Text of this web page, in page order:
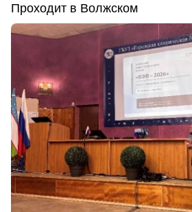
Проходит в Волжском